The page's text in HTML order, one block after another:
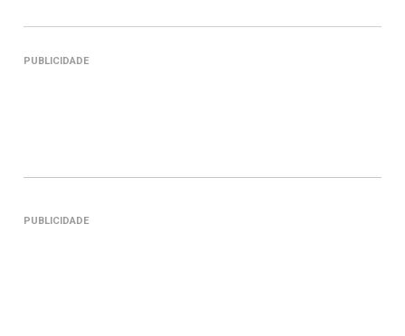
PUBLICIDADE
PUBLICIDADE